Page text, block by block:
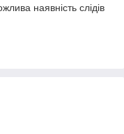
наявність слідів